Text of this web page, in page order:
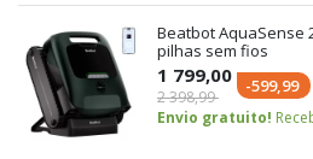
Beatbot AquaSense
pilhas sem fios
1 799,00
2 398,99
-599,99
Envio gratuito!